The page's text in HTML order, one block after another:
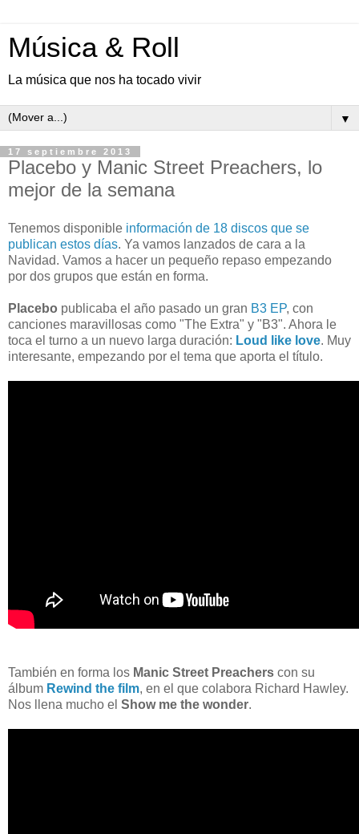
Música & Roll
La música que nos ha tocado vivir
▼
17 septiembre 2013
Placebo y Manic Street Preachers, lo
mejor de la semana
Tenemos disponible información de 18 discos que se
publican estos días. Ya vamos lanzados de cara a la
Navidad. Vamos a hacer un pequeño repaso empezando
por dos grupos que están en forma.
Placebo publicaba el año pasado un gran B3 EP, con
canciones maravillosas como "The Extra" y "B3". Ahora le
toca el turno a un nuevo larga duración: Loud like love. Muy
interesante, empezando por el tema que aporta el título.
También en forma los Manic Street Preachers con su
álbum Rewind the film, en el que colabora Richard Hawley.
Nos llena mucho el Show me the wonder.